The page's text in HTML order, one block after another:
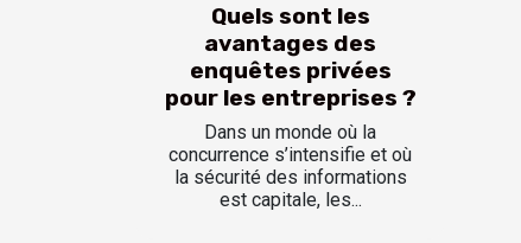
Quels sont les
avantages des
enquêtes privées
pour les entreprises ?
Dans un monde où la
concurrence s’intensifie et où
la sécurité des informations
est capitale, les...